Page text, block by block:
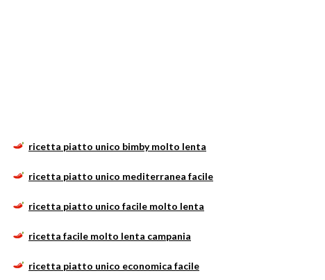
ricetta piatto unico bimby molto lenta
ricetta piatto unico mediterranea facile
ricetta piatto unico facile molto lenta
ricetta facile molto lenta campania
ricetta piatto unico economica facile